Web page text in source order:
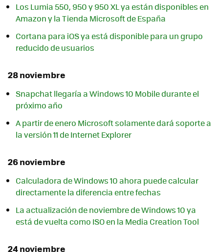
Los Lumia 550, 950 y 950 XL ya están disponibles en
Amazon y la Tienda Microsoft de España
Cortana para iOS ya está disponible para un grupo
reducido de usuarios
28 noviembre
Snapchat llegaría a Windows 10 Mobile durante el
próximo año
A partir de enero Microsoft solamente dará soporte a
la versión 11 de Internet Explorer
26 noviembre
Calculadora de Windows 10 ahora puede calcular
directamente la diferencia entre fechas
La actualización de noviembre de Windows 10 ya
está de vuelta como ISO en la Media Creation Tool
24 noviembre